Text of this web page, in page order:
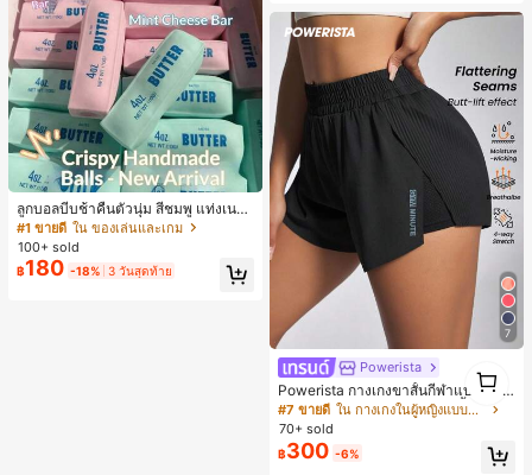
ลูกบอลบีบช้าคืนตัวนุ่ม สีชมพู แท่งเนย
บีบคลายเครียด นุ่มยืดหยุ่น ของเล่นบีบ
4 ออนซ์ ของเล่นเกลือ เหมาะสำหรับขอ
งขวัญวันหยุด ของขวัญสนุกและน่ารัก
ของขวัญวันเกิด ของขวัญอีสเตอร์ ของ
#1 ขายดี ใน ของเล่นและเกม
100+ sold
฿180 -18% 3 วันสุดท้าย
7
Powerista
Powerista กางเกงขาสั้นกีฬาแบบเรียบ
ง่าย สไตล์วันทุกวัน กางเกงขาสั้นสบาย
พร้อมเสวตเตอร์
#7 ขายดี
ใน กางเกงในผู้หญิงแบบแอคทีฟ
70+ sold
฿300 -6%